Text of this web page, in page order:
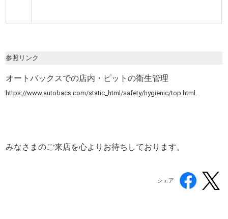
参照リンク
オートバックスでの店内・ピットの衛生管理
https://www.autobacs.com/static_html/safety/hygienic/top.html
みなさまのご来店を心よりお待ちしております。
シェア